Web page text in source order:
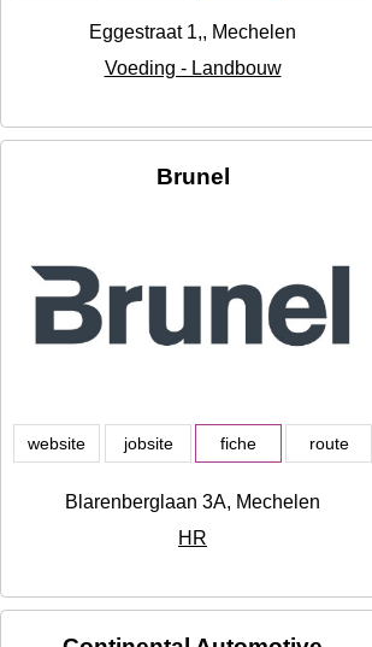
Eggestraat 1,, Mechelen
Voeding - Landbouw
Brunel
website jobsite fiche route
Blarenberglaan 3A, Mechelen
HR